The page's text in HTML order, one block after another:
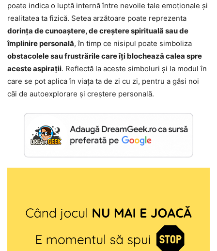
poate indica o luptă internă între nevoile tale emoționale și
realitatea ta fizică. Setea arzătoare poate reprezenta
dorința de cunoaștere, de creștere spirituală sau de
împlinire personală, în timp ce nisipul poate simboliza
obstacolele sau frustrările care îți blochează calea spre
aceste aspirații. Reflectă la aceste simboluri și la modul în
care se pot aplica în viața ta de zi cu zi, pentru a găsi noi
căi de autoexplorare și creștere personală.